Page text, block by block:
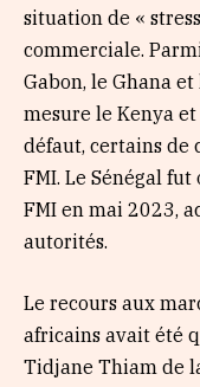
situation de «
commerciale.
Gabon, le Ghana
mesure le Kenya
défaut, certains de
FMI. Le Sénégal
FMI en mai 2023,
autorités.
Le recours aux
africains avait été
Tidjane Thiam de